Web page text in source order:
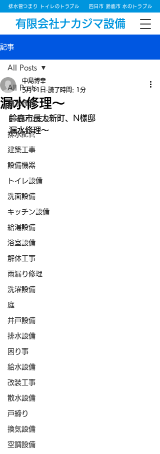
有限会社ナカジマ設備
排水管つまり トイレのトラブル 四日市 鈴鹿市 水のトラブル
記事
All Posts
漏水修理
トイレつまり
排水配管
建築工事
設備機器
トイレ設備
洗面設備
キッチン設備
給湯設備
浴室設備
解体工事
雨漏り修理
洗濯設備
庭
井戸設備
排水設備
困り事
給水設備
改装工事
散水設備
戸締り
換気設備
空調設備
All Posts
漏水修理～
中島博幸
5月11日 読了時間: 1分
鈴鹿市長太新町、N様邸
漏水修理～